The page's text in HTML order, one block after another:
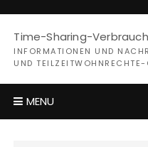
content
Time-Sharing-
INFORMATIONEN UND
UND TEILZEITWOHNRECHTE-
MENU